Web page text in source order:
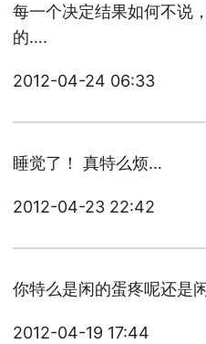
每一个决定结果如何不说
的….
2012-04-24 06:33
睡觉了！ 真特么烦…
2012-04-23 22:42
你特么是闲的蛋疼呢还是
2012-04-19 17:44